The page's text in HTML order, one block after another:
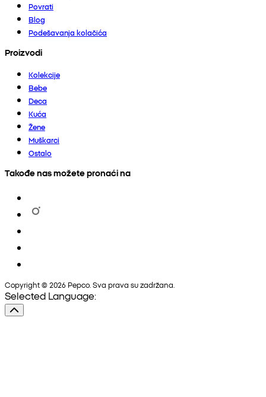
Povrati
Blog
Podešavanja kolačića
Proizvodi
Kolekcije
Bebe
Deca
Kuća
Žene
Muškarci
Ostalo
Takođe nas možete pronaći na
Copyright © 2026 Pepco. Sva prava su zadržana.
Selected Language: